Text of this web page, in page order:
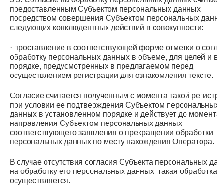
предоставленным Субъектом персональных данных
посредством совершения Субъектом персональных
следующих конклюдентных действий в совокупности:
· проставление в соответствующей форме отметки о
обработку персональных данных в объеме, для целей и
порядке, предусмотренных в предлагаемом перед
осуществлением регистрации для ознакомления тексте.
Согласие считается полученным с момента такой
при условии ее подтверждения Субъектом
данных в установленном порядке и действует до
направления Субъектом персональных данных
соответствующего заявления о прекращении обработки
персональных данных по месту нахождения Оператора.
В случае отсутствия согласия Субъекта персональных
на обработку его персональных данных, такая
осуществляется.